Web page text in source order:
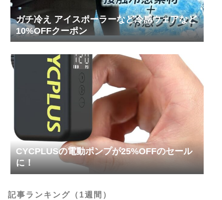
ガチ冷え アイスポーラーなど冷感ウェアなど
10%OFFクーポン
CYCPLUSの電動ポンプが25%OFFのセール
に！
記事ランキング（1週間）